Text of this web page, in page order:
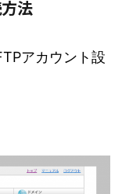
法
アカウント設